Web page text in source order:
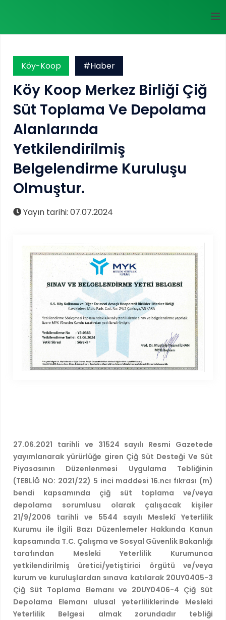
Köy-Koop #Haber
Köy Koop Merkez Birliği Çiğ
Süt Toplama Ve Depolama
Alanlarında
Yetkilendirilmiş
Belgelendirme Kuruluşu
Olmuştur.
Yayın tarihi: 07.07.2024
27.06.2021 tarihli ve 31524 sayılı Resmi Gazetede
yayımlanarak yürürlüğe giren Çiğ Süt Desteği Ve Süt
Piyasasının Düzenlenmesi Uygulama Tebliğinin
(TEBLİĞ NO: 2021/22) 5 inci maddesi 16.ncı fıkrası (m)
bendi kapsamında çiğ süt toplama ve/veya
depolama sorumlusu olarak çalışacak kişiler
21/9/2006 tarihli ve 5544 sayılı Meslekî Yeterlilik
Kurumu ile İlgili Bazı Düzenlemeler Hakkında Kanun
kapsamında T.C. Çalışma ve Sosyal Güvenlik Bakanlığı
tarafından Mesleki Yeterlilik Kurumunca
yetkilendirilmiş üretici/yetiştirici örgütü ve/veya
kurum ve kuruluşlardan sınava katılarak 20UY0405-3
Çiğ Süt Toplama Elemanı ve 20UY0406-4 Çiğ Süt
Depolama Elemanı ulusal yeterliliklerinde Mesleki
Yeterlilik Belgesi almak zorundadır tebliği